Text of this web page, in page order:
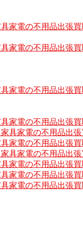
家電の不用品出張買
家電の不用品出張買
家電の不用品出張買
家電の不用品出張買
具家電の不用品出張
家電の不用品出張買
具家電の不用品出張
家電の不用品出張買
家電の不用品出張買
家電の不用品出張買